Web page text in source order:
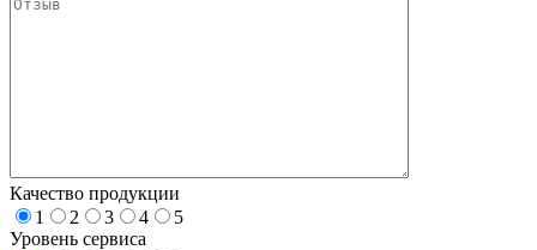
Качество продукции
1
2 3 4
5
Уровень сервиса